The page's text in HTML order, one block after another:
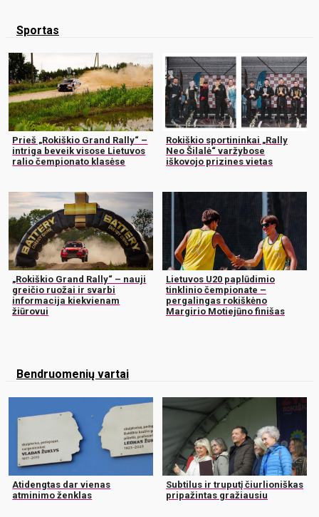
Sportas
Prieš „Rokiškio Grand Rally“ –
intriga beveik visose Lietuvos
ralio čempionato klasėse
Rokiškio sportininkai „Rally
Neo Šilalė“ varžybose
iškovojo prizines vietas
„Rokiškio Grand Rally“ – nauji
greičio ruožai ir svarbi
informacija kiekvienam
žiūrovui
Lietuvos U20 paplūdimio
tinklinio čempionate –
pergalingas rokiškėno
Margirio Motiejūno finišas
Bendruomenių vartai
Atidengtas dar vienas
atminimo ženklas
Subtilus ir truputį čiurlioniškas
pripažintas gražiausiu